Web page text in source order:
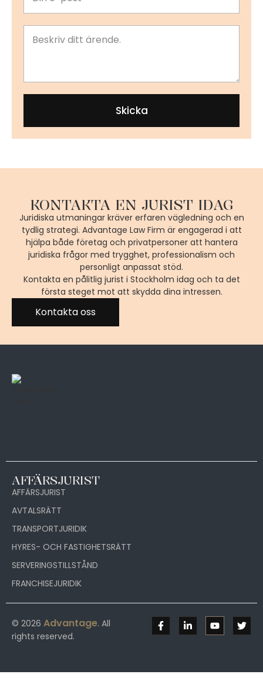
Skicka
KONTAKTA EN JURIST IDAG
Juridiska utmaningar kräver erfaren vägledning och en
tydlig strategi. Advantage Law Firm är engagerad i att
hjälpa både företag och privatpersoner att hantera
juridiska frågor med trygghet, professionalism och
personligt anpassat stöd.
Kontakta en pålitlig jurist i Stockholm idag och ta det
första steget mot att skydda dina intressen.
Kontakta oss
AFFÄRSJURIST
AFFÄRSJURIST
AVTALSRÄTT
TRANSPORTJURIDIK
HYRES- OCH FASTIGHETSRÄTT
SERVERINGSTILLSTÅND
FRANCHISEJURIDIK
© 2026 Advantage. All
rights reserved.